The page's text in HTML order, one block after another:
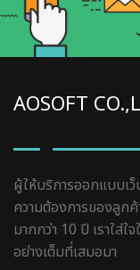
AOSOFT
ผู้ให้บริการออกแบบเว็
ความต้องการของลูก
มากกว่า 10 ปี เราใส่ใ
อย่างเต็มที่เสมอมา